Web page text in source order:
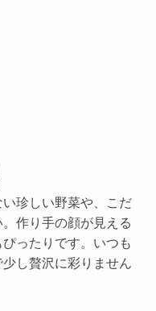
珍しい野菜や、こだ
作り手の顔が見える
ったりです。いつも
し贅沢に彩りません